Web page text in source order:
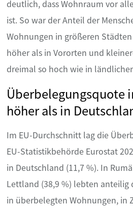
deutlich, dass Wohnraum vor
ist. So war der Anteil der
Wohnungen in größeren
höher als in Vororten und
dreimal so hoch wie in
Überbelegungsquote
höher als in
Im EU-Durchschnitt lag die
EU-Statistikbehörde Eurostat
in Deutschland (11,7 %). In
Lettland (38,9 %) lebten anteilig
in überbelegten Wohnungen, in